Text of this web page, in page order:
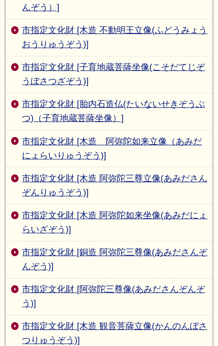
んぞう）]
市指定文化財 [木造 不動明王立像(ふどうみょう
おうりゅうぞう)]
市指定文化財 [子育地蔵菩薩坐像(こそだてじぞ
うぼさつざぞう)]
市指定文化財 [胎内石造仏(たいないせきぞうぶ
つ)（子育地蔵菩薩坐像）]
市指定文化財 [木造 阿弥陀如来立像（あみだ
にょらいりゅうぞう)]
市指定文化財 [木造 阿弥陀三尊立像(あみださん
ぞんりゅうぞう)]
市指定文化財 [木造 阿弥陀如来坐像(あみだにょ
らいざぞう)]
市指定文化財 [銅造 阿弥陀三尊像(あみださんぞ
んぞう)]
市指定文化財 [阿弥陀三尊像(あみださんぞんぞ
う)]
市指定文化財 [木造 観音菩薩立像(かんのんぼさ
つりゅうぞう)]